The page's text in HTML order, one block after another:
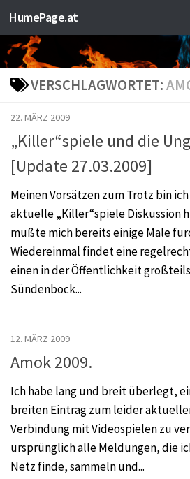
Zum Inhalt springen
HumePage.at
VERSCHLAGWORTET:
22. MÄRZ 2009
„Killer“spiele und die
[Update 27.03.2009]
Meinen Vorsätzen zum Trotz bin
aktuelle „Killer“spiele Diskussion
mußte mich bereits einige Male
Wiedereinmal findet eine
einen in der Öffentlichkeit
Sündenbock...
12. MÄRZ 2009
Amok 2009.
Ich habe lang und breit überlegt,
breiten Eintrag zum leider
Verbindung mit Videospielen zu
ursprünglich alle Meldungen, die
Netz finde, sammeln und...